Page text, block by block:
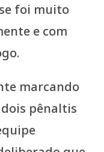
foi muito
e com
marcando
pênaltis